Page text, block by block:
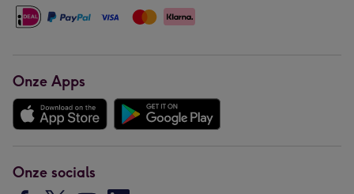
Onze Apps
Onze socials